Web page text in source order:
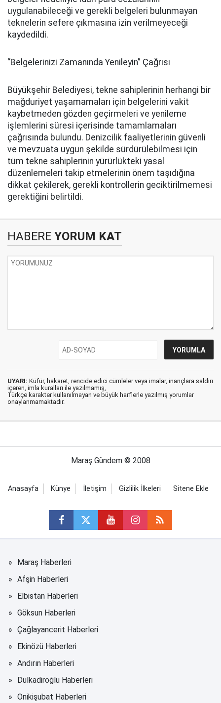
uygulanabileceği ve gerekli belgeleri bulunmayan
teknelerin sefere çıkmasına izin verilmeyeceği
kaydedildi.
“Belgelerinizi Zamanında Yenileyin” Çağrısı
Büyükşehir Belediyesi, tekne sahiplerinin herhangi bir
mağduriyet yaşamamaları için belgelerini vakit
kaybetmeden gözden geçirmeleri ve yenileme
işlemlerini süresi içerisinde tamamlamaları
çağrısında bulundu. Denizcilik faaliyetlerinin güvenli
ve mevzuata uygun şekilde sürdürülebilmesi için
tüm tekne sahiplerinin yürürlükteki yasal
düzenlemeleri takip etmelerinin önem taşıdığına
dikkat çekilerek, gerekli kontrollerin geciktirilmemesi
gerektiğini belirtildi.
HABERE YORUM KAT
UYARI: Küfür, hakaret, rencide edici cümleler veya imalar, inançlara saldırı
içeren, imla kuralları ile yazılmamış,
Türkçe karakter kullanılmayan ve büyük harflerle yazılmış yorumlar
onaylanmamaktadır.
Maraş Gündem © 2008
Anasayfa Künye İletişim Gizlilik İlkeleri Sitene Ekle
Maraş Haberleri
Afşin Haberleri
Elbistan Haberleri
Göksun Haberleri
Çağlayancerit Haberleri
Ekinözü Haberleri
Andırın Haberleri
Dulkadiroğlu Haberleri
Onikişubat Haberleri